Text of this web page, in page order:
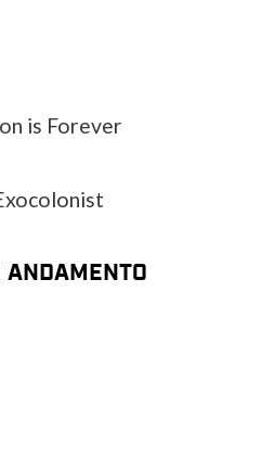
is Forever
ANDAMENTO